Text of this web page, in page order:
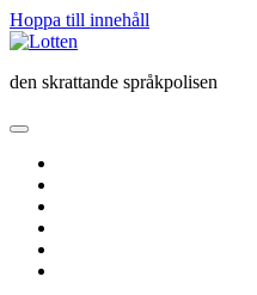
Hoppa till innehåll
Lotten
den skrattande språkpolisen
öppna
meny